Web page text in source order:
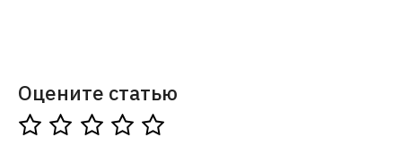
Оцените статью